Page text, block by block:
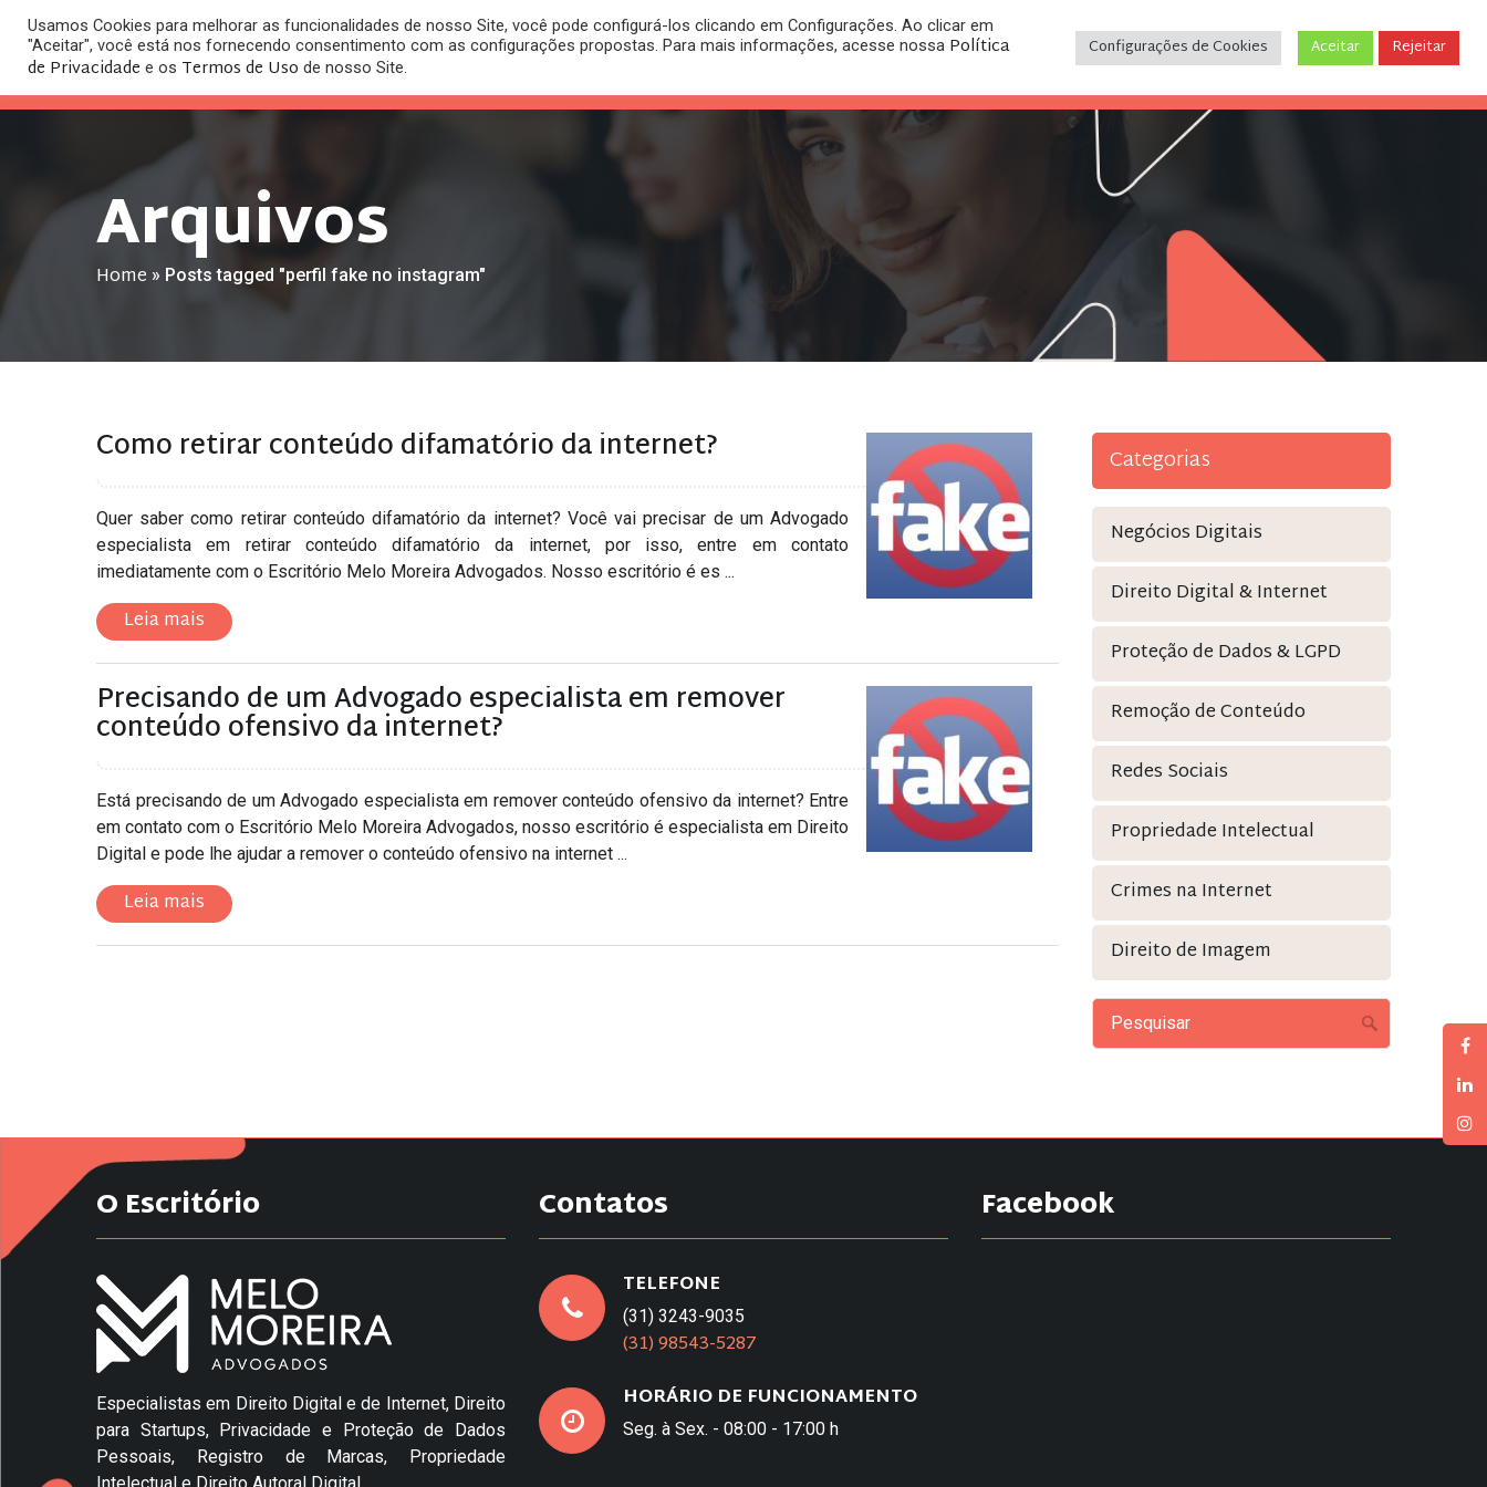
HOME O PLANO REGISTRO DE PUBLICAÇÕES CONTATO (31) 3243-9035
Arquivos
Home » Posts tagged "perfil fake no instagram"
Como retirar conteúdo difamatório da internet?
Quer saber como retirar conteúdo difamatório da internet? Você vai precisar de um Advogado
especialista em retirar conteúdo difamatório da internet, por isso, entre em contato
imediatamente com o Escritório Melo Moreira Advogados. Nosso escritório é es ...
Leia mais
Precisando de um Advogado especialista em remover
conteúdo ofensivo da internet?
Está precisando de um Advogado especialista em remover conteúdo ofensivo da internet? Entre
em contato com o Escritório Melo Moreira Advogados, nosso escritório é especialista em Direito
Digital e pode lhe ajudar a remover o conteúdo ofensivo na internet ...
Leia mais
Categorias
Negócios Digitais
Direito Digital & Internet
Proteção de Dados & LGPD
Remoção de Conteúdo
Redes Sociais
Propriedade Intelectual
Crimes na Internet
Direito de Imagem
O Escritório
Especialistas em Direito Digital e de Internet, Direito
para Startups, Privacidade e Proteção de Dados
Pessoais, Registro de Marcas, Propriedade
Contatos
TELEFONE
(31) 3243-9035
(31) 98543-5287
HORÁRIO DE FUNCIONAMENTO
Seg. à Sex. - 08:00 - 17:00 h
Facebook
Usamos Cookies para melhorar as funcionalidades de nosso Site, você pode configurá-los clicando em Configurações. Ao clicar em
"Aceitar", você está nos fornecendo consentimento com as configurações propostas. Para mais informações, acesse nossa Política
de Privacidade e os Termos de Uso de nosso Site.
Configurações de Cookies Aceitar Rejeitar